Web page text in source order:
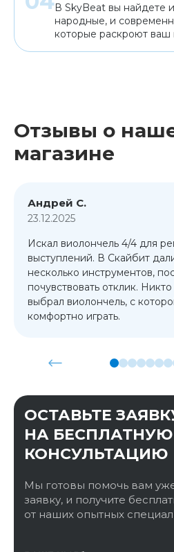
В SkyBeat вы найдете
народные, и
которые раскроют ваш
Отзывы о
магазине
Андрей С.
23.12.2025
Искал виолончель 4/4 для
выступлений. В Скайбит
несколько инструментов,
почувствовать отклик.
выбрал виолончель, с
комфортно играть.
ОСТАВЬТЕ
НА БЕСПЛАТНУЮ
КОНСУЛЬТАЦИЮ
Мы готовы помочь вам
заявку, и получите
от наших опытных